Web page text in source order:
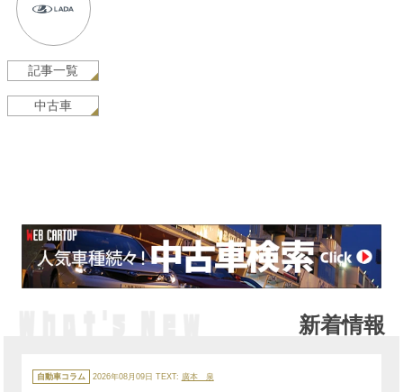
記事一覧
中古車
新着情報
テ
ゴ
自動車コラム 2026年08月09日 TEXT: 廣本 泉